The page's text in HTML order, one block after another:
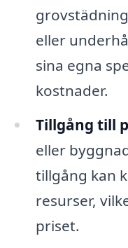
eller
sina egna
kostnader.
Tillgång till
eller
tillgång kan
resurser,
priset.